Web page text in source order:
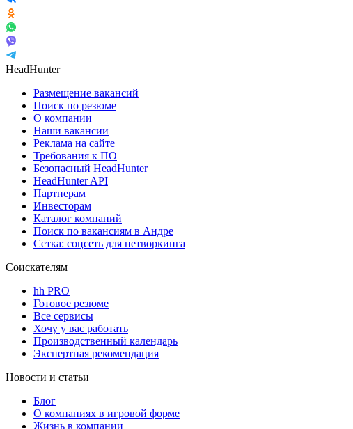
HeadHunter
Размещение вакансий
Поиск по резюме
О компании
Наши вакансии
Реклама на сайте
Требования к ПО
Безопасный HeadHunter
HeadHunter API
Партнерам
Инвесторам
Каталог компаний
Поиск по вакансиям в Андре
Сетка: соцсеть для нетворкинга
Соискателям
hh PRO
Готовое резюме
Все сервисы
Хочу у вас работать
Производственный календарь
Экспертная рекомендация
Новости и статьи
Блог
О компаниях в игровой форме
Жизнь в компании